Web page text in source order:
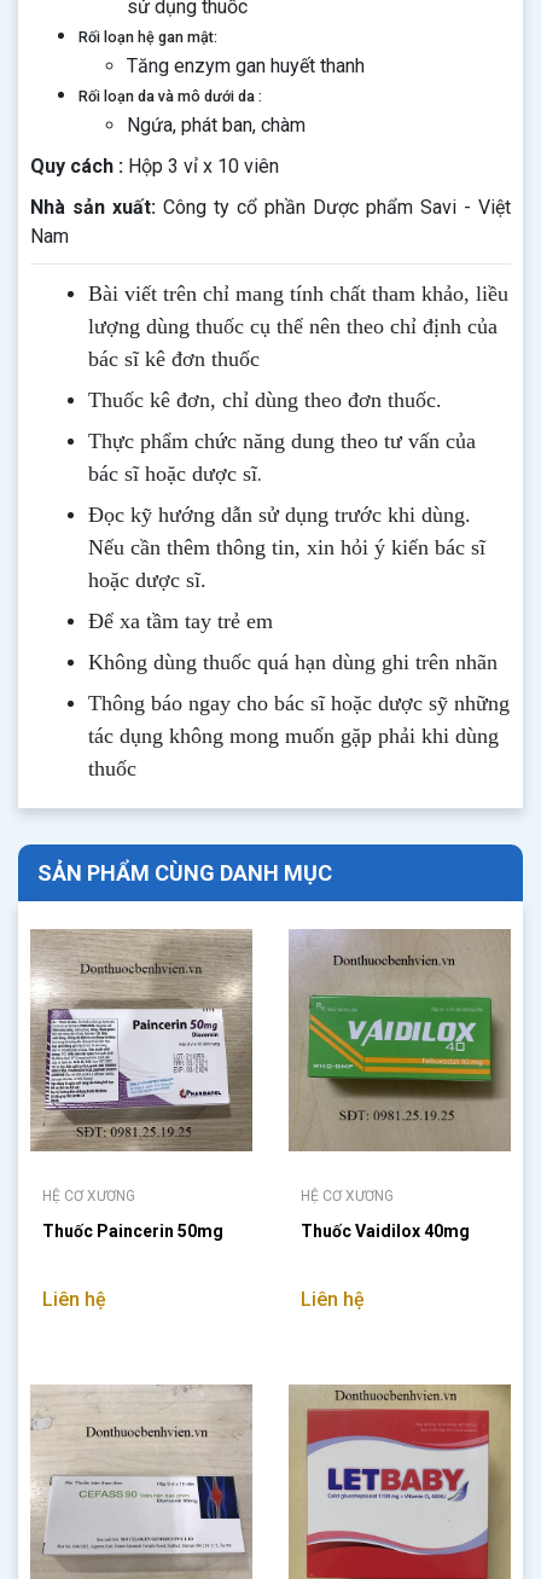
sử dụng thuốc
Rối loạn hệ gan mật:
Tăng enzym gan huyết thanh
Rối loạn da và mô dưới da :
Ngứa, phát ban, chàm
Quy cách : Hộp 3 vỉ x 10 viên
Nhà sản xuất: Công ty cổ phần Dược phẩm Savi - Việt
Nam
Bài viết trên chỉ mang tính chất tham khảo, liều
lượng dùng thuốc cụ thể nên theo chỉ định của
bác sĩ kê đơn thuốc
Thuốc kê đơn, chỉ dùng theo đơn thuốc.
Thực phẩm chức năng dung theo tư vấn của
bác sĩ hoặc dược sĩ.
Đọc kỹ hướng dẫn sử dụng trước khi dùng.
Nếu cần thêm thông tin, xin hỏi ý kiến bác sĩ
hoặc dược sĩ.
Để xa tầm tay trẻ em
Không dùng thuốc quá hạn dùng ghi trên nhãn
Thông báo ngay cho bác sĩ hoặc dược sỹ những
tác dụng không mong muốn gặp phải khi dùng
thuốc
SẢN PHẨM CÙNG DANH MỤC
HỆ CƠ XƯƠNG
Thuốc Paincerin 50mg
Liên hệ
HỆ CƠ XƯƠNG
Thuốc Vaidilox 40mg
Liên hệ